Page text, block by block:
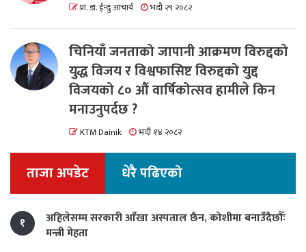
प्रा. डा. ईन्दु आचार्य भदौ २९ २०८२
चिनियाँ जनताको जापानी आक्रमण विरुद्दको
युद्ध विजय र विश्वफासिष्ट विरुद्दको युद्द
विजयको ८० औं वार्षिकोत्सव हामीले किन
मनाउनुपर्दछ ?
KTM Dainik भदौ १४ २०८२
ताजा अपडेट धेरै पढिएको
१
अहिलेसम्म सरकारी आँखा अस्पताल छैन, कोशीमा बनाउँदैछौँः
मन्त्री मेहता